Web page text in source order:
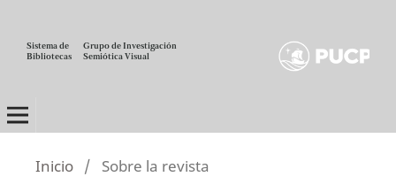
Sistema de
Bibliotecas
Grupo de Investigación
Semiótica Visual
Inicio / Sobre la revista